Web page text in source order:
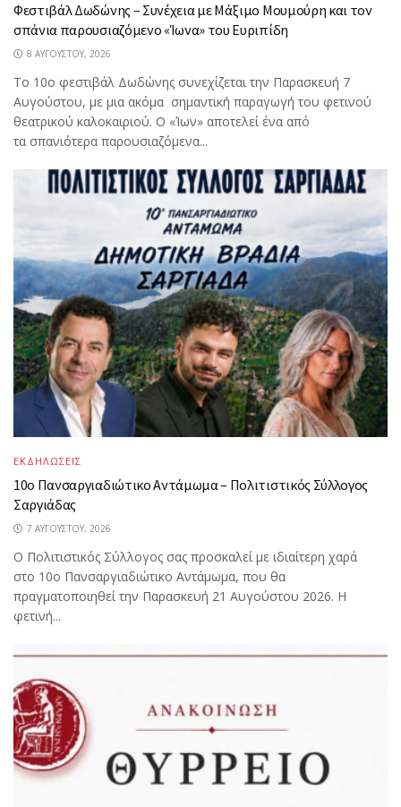
Φεστιβάλ Δωδώνης – Συνέχεια με Μάξιμο Μουμούρη και τον
σπάνια παρουσιαζόμενο «Ίωνα» του Ευριπίδη
8 ΑΥΓΟΎΣΤΟΥ, 2026
Το 10ο φεστιβάλ Δωδώνης συνεχίζεται την Παρασκευή 7
Αυγούστου, με μια ακόμα σημαντική παραγωγή του φετινού
θεατρικού καλοκαιριού. Ο «Ίων» αποτελεί ένα από
τα σπανιότερα παρουσιαζόμενα...
ΕΚΔΗΛΩΣΕΙΣ
10ο Πανσαργιαδιώτικο Αντάμωμα – Πολιτιστικός Σύλλογος
Σαργιάδας
7 ΑΥΓΟΎΣΤΟΥ, 2026
Ο Πολιτιστικός Σύλλογος σας προσκαλεί με ιδιαίτερη χαρά
στο 10ο Πανσαργιαδιώτικο Αντάμωμα, που θα
πραγματοποιηθεί την Παρασκευή 21 Αυγούστου 2026. Η
φετινή...